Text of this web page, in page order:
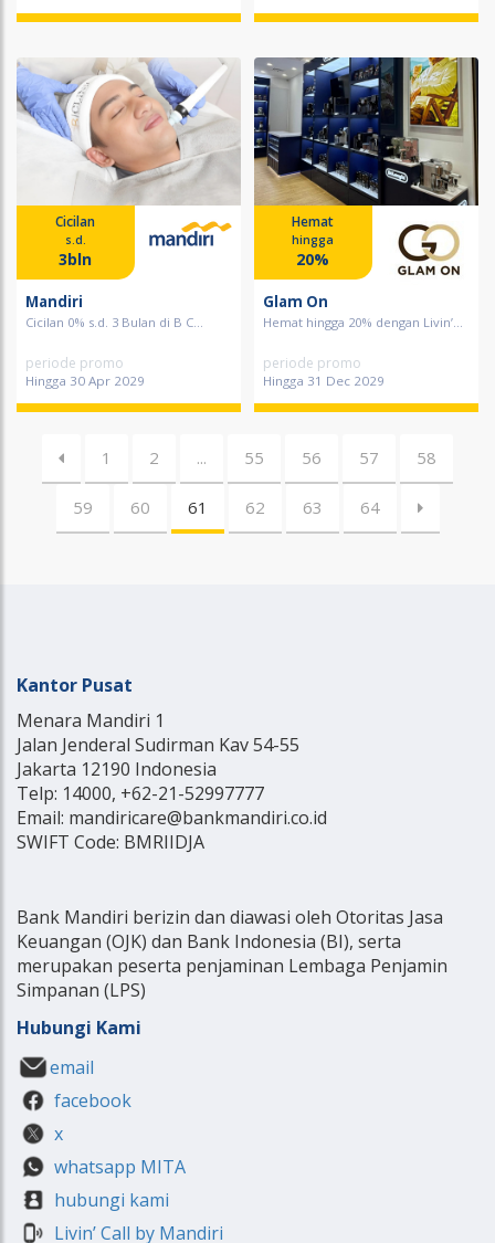
Cicilan
s.d.
3bln
Mandiri
Cicilan 0% s.d. 3 Bulan di B C...
periode promo
Hingga 30 Apr 2029
Hemat
hingga
20%
Glam On
Hemat hingga 20% dengan Livin’...
periode promo
Hingga 31 Dec 2029
1 2 ... 55 56 57 58
59 60 61 62 63 64
Kantor Pusat
Menara Mandiri 1
Jalan Jenderal Sudirman Kav 54-55
Jakarta 12190 Indonesia
Telp: 14000, +62-21-52997777
Email: mandiricare@bankmandiri.co.id
SWIFT Code: BMRIIDJA
Bank Mandiri berizin dan diawasi oleh Otoritas Jasa
Keuangan (OJK) dan Bank Indonesia (BI), serta
merupakan peserta penjaminan Lembaga Penjamin
Simpanan (LPS)
Hubungi Kami
email
facebook
x
whatsapp MITA
hubungi kami
Livin’ Call by Mandiri